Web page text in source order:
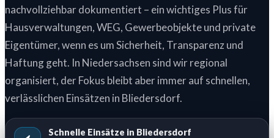
nachvollziehbar dokumentiert – ein wichtiges Plus für
Hausverwaltungen, WEG, Gewerbeobjekte und private
Eigentümer, wenn es um Sicherheit, Transparenz und
Haftung geht. In Niedersachsen sind wir regional
organisiert, der Fokus bleibt aber immer auf schnellen,
verlässlichen Einsätzen in Bliedersdorf.
Schnelle Einsätze in Bliedersdorf